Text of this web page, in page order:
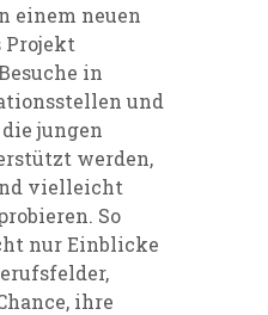
einem neuen
Projekt
in
und
jungen
werden,
vielleicht
So
nur Einblicke
ihre